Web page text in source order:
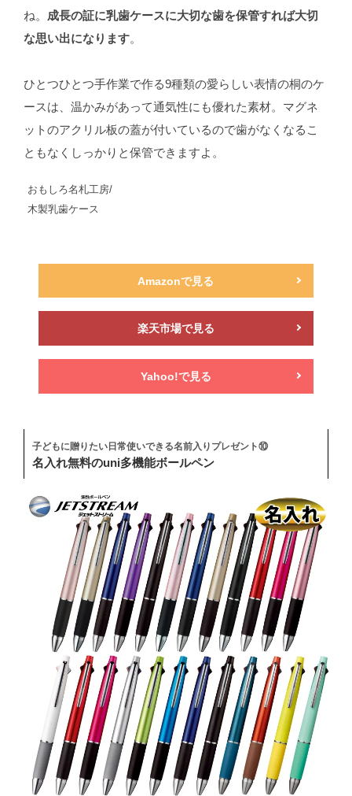
ね。 成長の証に乳歯ケースに大切な歯を保管すれば大切
な思い出になります。
ひとつひとつ手作業で作る9種類の愛らしい表情の桐のケ
ースは、温かみがあって通気性にも優れた素材。マグネ
ットのアクリル板の蓋が付いているので歯がなくなるこ
ともなくしっかりと保管できますよ。
おもしろ名札工房/
木製乳歯ケース
Amazonで見る
楽天市場で見る
Yahoo!で見る
子どもに贈りたい日常使いできる名前入りプレゼント⑩
名入れ無料のuni多機能ボールペン